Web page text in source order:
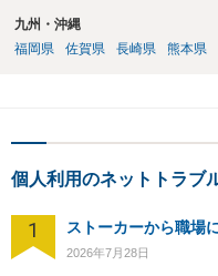
九州・沖縄
福岡県
佐賀県 長崎県 熊本県
個人利用のネットトラブ
1 ストーカーから職場
2026年7月28日